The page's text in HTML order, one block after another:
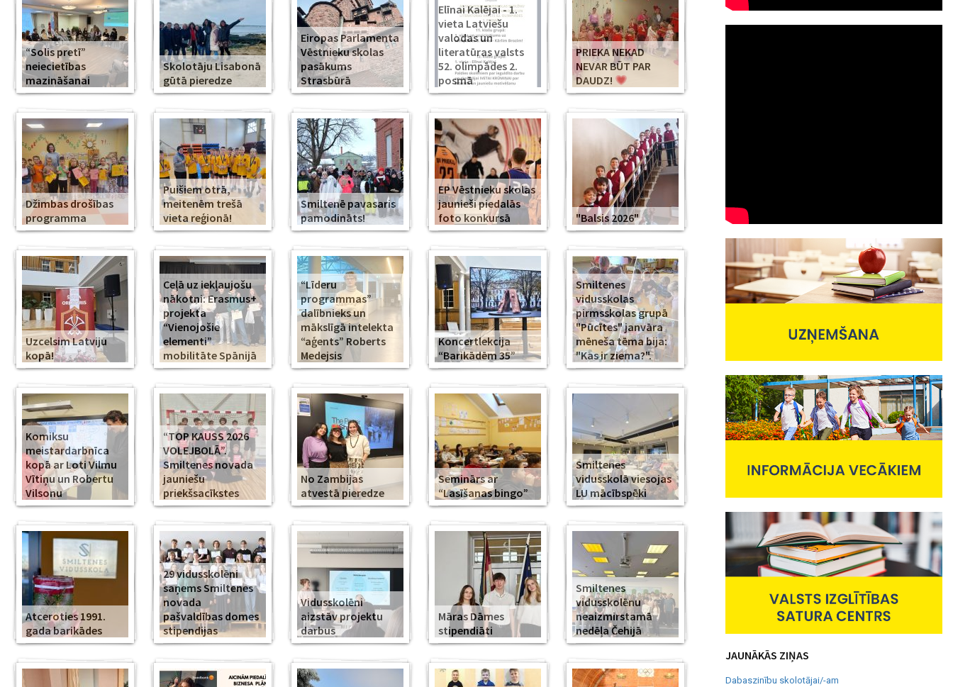
“Solis pretī”
neiecietības
mazināšanai
Skolotāju Lisabonā
gūtā pieredze
Eiropas Parlamenta
Vēstnieku skolas
pasākums
Strasbūrā
Elīnai Kalējai - 1.
vieta Latviešu
valodas un
literatūras valsts
52. olimpādes 2.
posmā
PRIEKA NEKAD
NEVAR BŪT PAR
DAUDZ!
Džimbas drošības
programma
Puišiem otrā,
meitenēm trešā
vieta reģionā!
Smiltenē pavasaris
pamodināts!
EP Vēstnieku skolas
jaunieši piedalās
foto konkursā
"Balsis 2026"
Uzcelsim Latviju
kopā!
Ceļā uz iekļaujošu
nākotni: Erasmus+
projekta
“Vienojošie
elementi”
mobilitāte Spānijā
“Līderu
programmas”
dalībnieks un
mākslīgā intelekta
“aģents” Roberts
Medejsis
Koncertlekcija
“Barikādēm 35”
Smiltenes
vidusskolas
pirmsskolas grupā
"Pūcītes" janvāra
mēneša tēma bija:
"Kas ir ziema?".
Komiksu
meistardarbnīca
kopā ar Loti Vilmu
Vītiņu un Robertu
Vilsonu
“TOP KAUSS 2026
VOLEJBOLĀ”.
Smiltenes novada
jauniešu
priekšsacīkstes
No Zambijas
atvestā pieredze
Seminārs ar
“Lasīšanas bingo”
Smiltenes
vidusskolā viesojas
LU mācībspēki
Atceroties 1991.
gada barikādes
29 vidusskolēni
saņems Smiltenes
novada
pašvaldības domes
stipendijas
Vidusskolēni
aizstāv projektu
darbus
Māras Dāmes
stipendiāti
Smiltenes
vidusskolēnu
neaizmirstamā
nedēļa Čehijā
JAUNĀKĀS ZIŅAS
Dabaszinību skolotājai/-am